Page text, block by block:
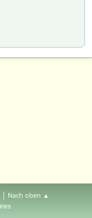
| Nach oben ▲